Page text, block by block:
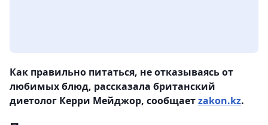
Как правильно питаться, не отказываясь от
любимых блюд, рассказала британский
диетолог Керри Мейджор, сообщаетzakon.kz.